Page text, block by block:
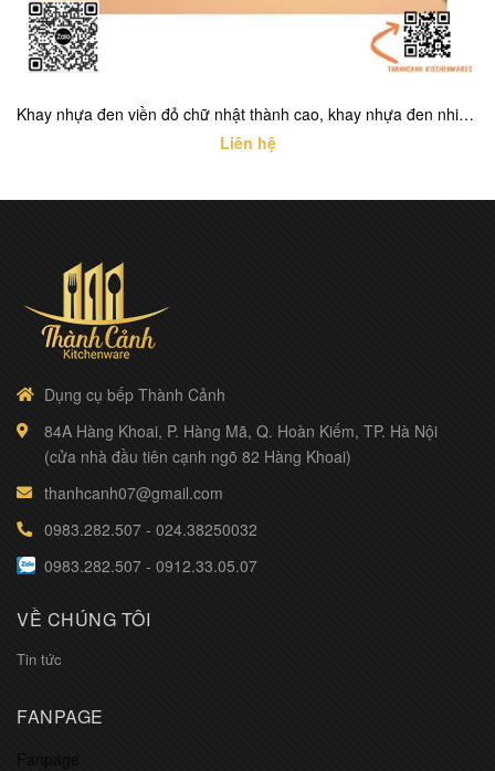
Khay nhựa đen viền đỏ chữ nhật thành cao, khay nhựa đen nhiều kích thước cho buồng phòng khách sạn
Liên hệ
Dụng cụ bếp Thành Cảnh
84A Hàng Khoai, P. Hàng Mã, Q. Hoàn Kiếm, TP. Hà Nội
(cửa nhà đầu tiên cạnh ngõ 82 Hàng Khoai)
thanhcanh07@gmail.com
0983.282.507 - 024.38250032
0983.282.507 - 0912.33.05.07
VỀ CHÚNG TÔI
Tin tức
FANPAGE